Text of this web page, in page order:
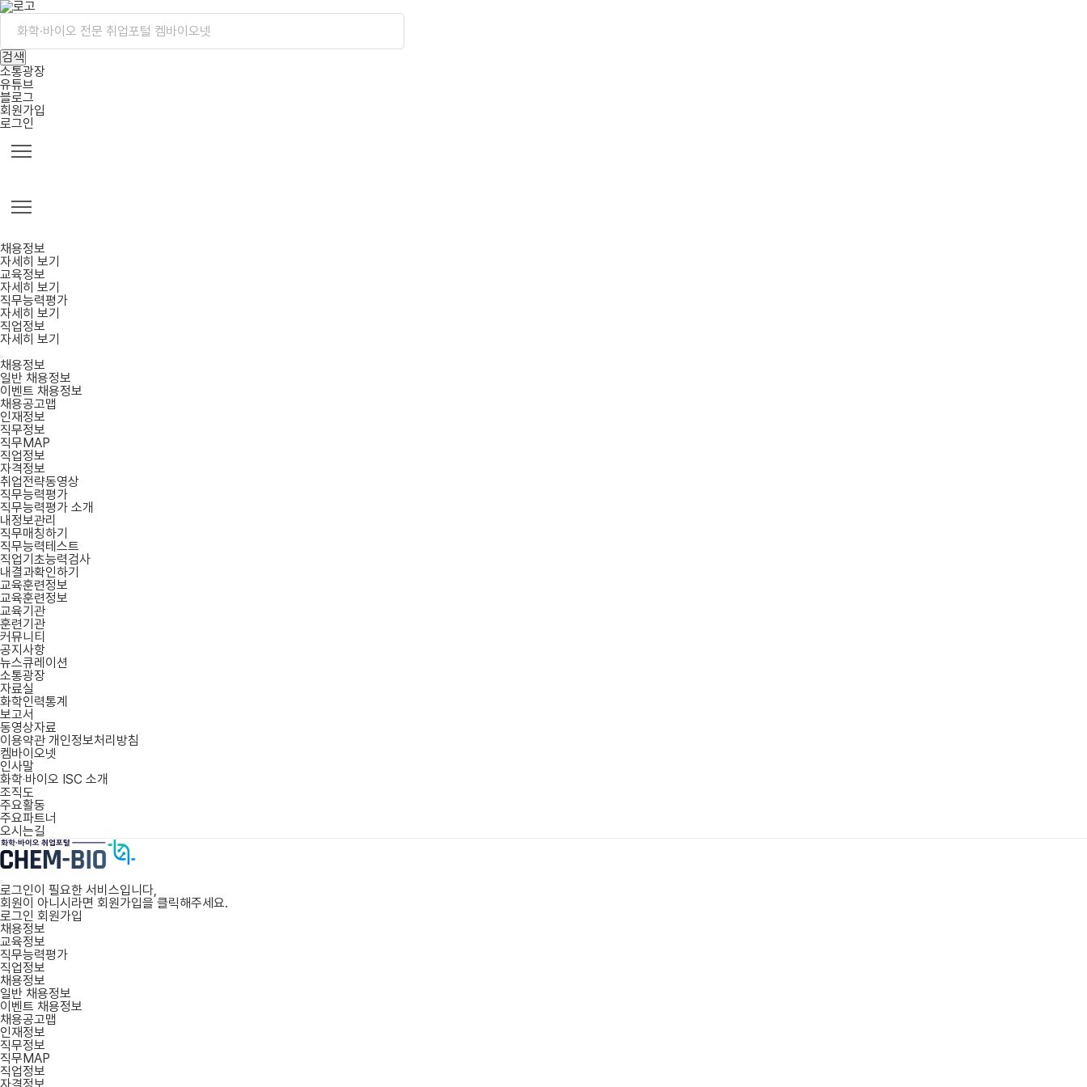
검색
소통광장
유튜브
블로그
회원가입
로그인
채용정보
자세히 보기
교육정보
자세히 보기
직무능력평가
자세히 보기
직업정보
자세히 보기
채용정보
일반 채용정보
이벤트 채용정보
채용공고맵
인재정보
직무정보
직무MAP
직업정보
자격정보
취업전략동영상
직무능력평가
직무능력평가 소개
내정보관리
직무매칭하기
직무능력테스트
직업기초능력검사
내결과확인하기
교육훈련정보
교육훈련정보
교육기관
훈련기관
커뮤니티
공지사항
뉴스큐레이션
소통광장
자료실
화학인력통계
보고서
동영상자료
이용약관 개인정보처리방침
켐바이오넷
인사말
화학‧바이오 ISC 소개
조직도
주요활동
주요파트너
오시는길
로그인이 필요한 서비스입니다,
회원이 아니시라면 회원가입을 클릭해주세요.
로그인 회원가입
채용정보
교육정보
직무능력평가
직업정보
채용정보
일반 채용정보
이벤트 채용정보
채용공고맵
인재정보
직무정보
직무MAP
직업정보